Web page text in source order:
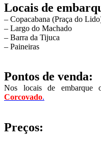
Locais de
– Copacabana (Praça do
– Largo do Machado
– Barra da Tijuca
– Paineiras
Pontos de venda:
Nos locais de
Corcovado.
Preços: